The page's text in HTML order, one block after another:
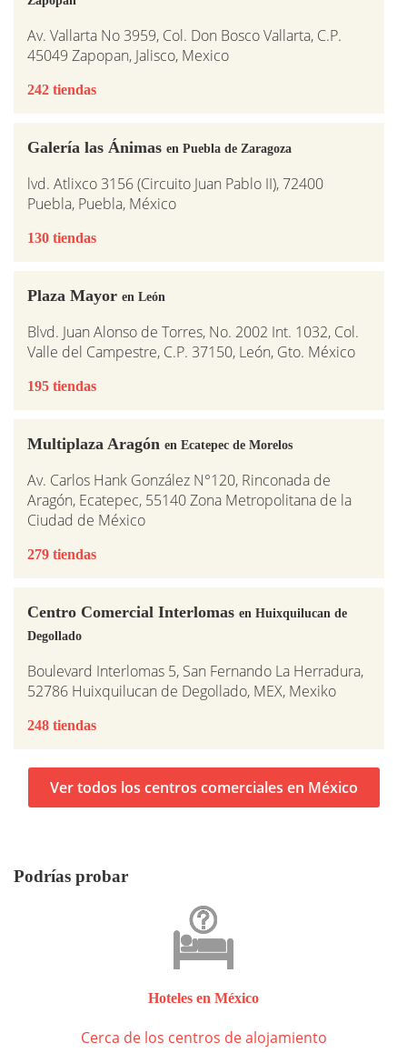
Av. Vallarta No 3959, Col. Don Bosco Vallarta, C.P.
45049 Zapopan, Jalisco, Mexico
242 tiendas
Galería las Ánimas en Puebla de Zaragoza
lvd. Atlixco 3156 (Circuito Juan Pablo II), 72400
Puebla, Puebla, México
130 tiendas
Plaza Mayor en León
Blvd. Juan Alonso de Torres, No. 2002 Int. 1032, Col.
Valle del Campestre, C.P. 37150, León, Gto. México
195 tiendas
Multiplaza Aragón en Ecatepec de Morelos
Av. Carlos Hank González N°120, Rinconada de
Aragón, Ecatepec, 55140 Zona Metropolitana de la
Ciudad de México
279 tiendas
Centro Comercial Interlomas en Huixquilucan de
Degollado
Boulevard Interlomas 5, San Fernando La Herradura,
52786 Huixquilucan de Degollado, MEX, Mexiko
248 tiendas
Ver todos los centros comerciales en México
Podrías probar
Hoteles en México
Cerca de los centros de alojamiento